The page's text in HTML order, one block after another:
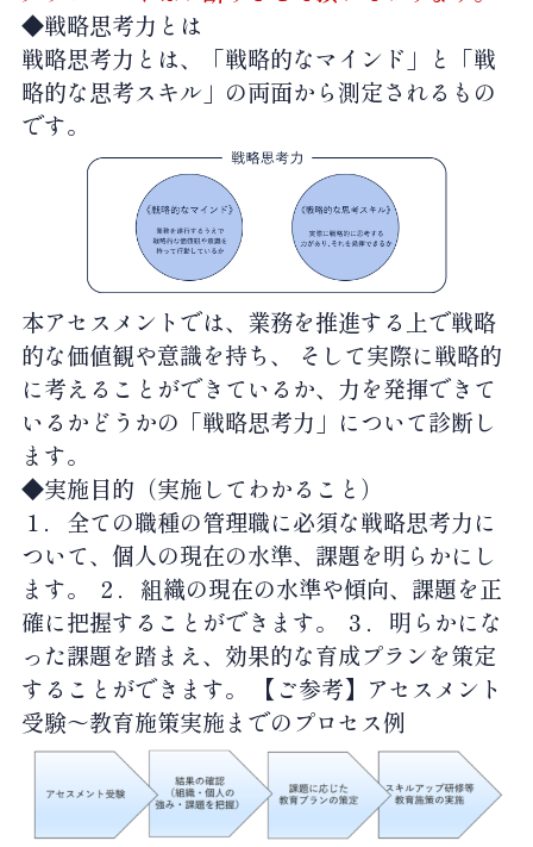
◆戦略思考力とは
戦略思考力とは、「戦略的なマインド」と「戦
略的な思考スキル」の両面から測定されるもの
です。
本アセスメントでは、業務を推進する上で戦略
的な価値観や意識を持ち、 そして実際に戦略的
に考えることができているか、力を発揮できて
いるかどうかの「戦略思考力」について診断し
ます。
◆実施目的（実施してわかること）
１．全ての職種の管理職に必須な戦略思考力に
ついて、個人の現在の水準、課題を明らかにし
ます。 ２．組織の現在の水準や傾向、課題を正
確に把握することができます。 ３．明らかにな
った課題を踏まえ、効果的な育成プランを策定
することができます。
【ご参考】アセスメント
受験～教育施策実施までのプロセス例